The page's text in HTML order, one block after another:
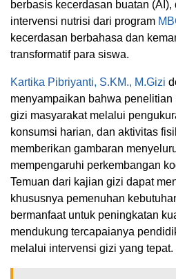
berbasis kecerdasan buatan
intervensi nutrisi dari program
kecerdasan berbahasa dan
transformatif para siswa.
Kartika Pibriyanti, S.KM., M.Gizi
menyampaikan bahwa
gizi masyarakat melalui
konsumsi harian, dan aktivitas
memberikan gambaran
mempengaruhi perkembangan
Temuan dari kajian gizi dapat
khususnya pemenuhan
bermanfaat untuk peningkatan
mendukung tercapaianya
melalui intervensi gizi yang tepat.